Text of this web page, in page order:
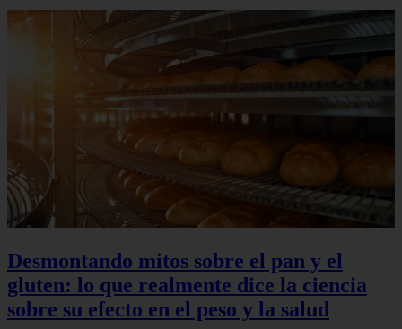
Desmontando mitos sobre el pan y el
gluten: lo que realmente dice la ciencia
sobre su efecto en el peso y la salud